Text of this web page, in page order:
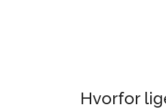
Hvorfor